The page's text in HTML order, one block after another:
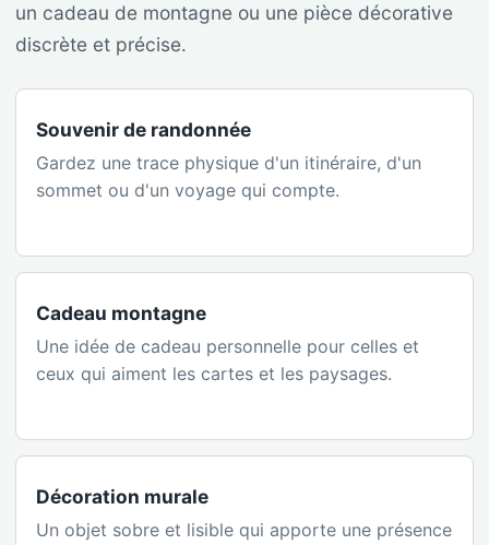
un cadeau de montagne ou une pièce décorative
discrète et précise.
Souvenir de randonnée
Gardez une trace physique d'un itinéraire, d'un
sommet ou d'un voyage qui compte.
Cadeau montagne
Une idée de cadeau personnelle pour celles et
ceux qui aiment les cartes et les paysages.
Décoration murale
Un objet sobre et lisible qui apporte une présence